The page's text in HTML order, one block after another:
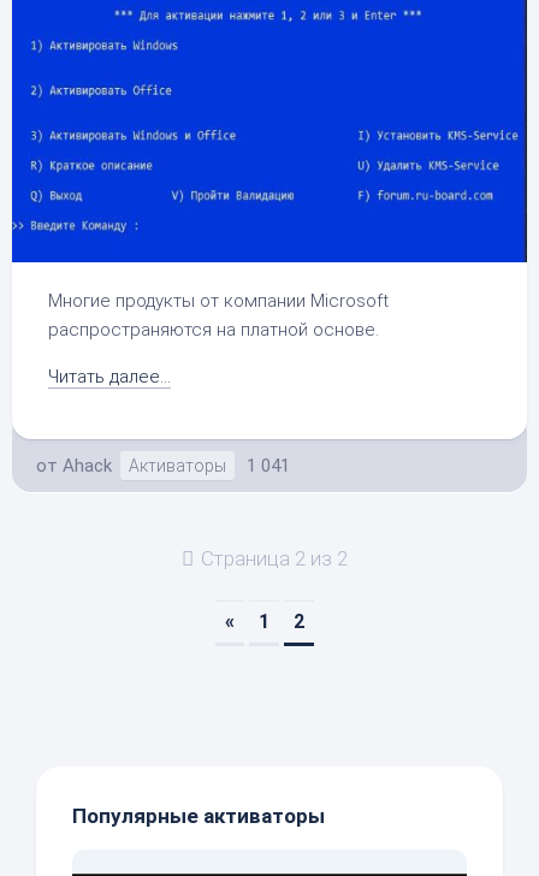
Многие продукты от компании Microsoft
распространяются на платной основе.
Читать далее...
от Ahack Активаторы 1 041
Страница 2 из 2
« 1 2
Популярные активаторы